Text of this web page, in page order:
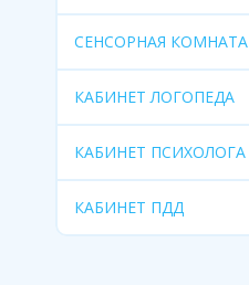
СЕНСОРНАЯ КОМНАТА
КАБИНЕТ ЛОГОПЕДА
КАБИНЕТ ПСИХОЛОГА
КАБИНЕТ ПДД